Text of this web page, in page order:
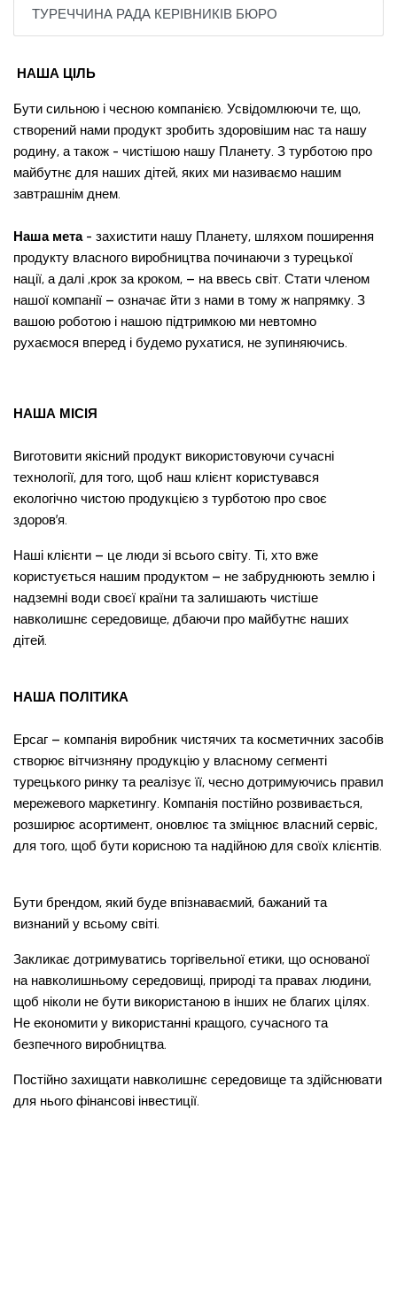
ТУРЕЧЧИНА РАДА КЕРІВНИКІВ БЮРО
НАША ЦІЛЬ
Бути сильною і чесною компанією. Усвідомлюючи те, що,
створений нами продукт зробить здоровішим нас та нашу
родину, а також - чистішою нашу Планету. З турботою про
майбутнє для наших дітей, яких ми називаємо нашим
завтрашнім днем.
Наша мета - захистити нашу Планету, шляхом поширення
продукту власного виробництва починаючи з турецької
нації, а далі ,крок за кроком, – на ввесь світ. Стати членом
нашої компанії – означає йти з нами в тому ж напрямку. З
вашою роботою і нашою підтримкою ми невтомно
рухаємося вперед і будемо рухатися, не зупиняючись.
НАША МІСІЯ
Виготовити якісний продукт використовуючи сучасні
технології, для того, щоб наш клієнт користувався
екологічно чистою продукцією з турботою про своє
здоров’я.
Наші клієнти – це люди зі всього світу. Ті, хто вже
користується нашим продуктом – не забруднюють землю і
надземні води своєї країни та залишають чистіше
навколишнє середовище, дбаючи про майбутнє наших
дітей.
НАША ПОЛІТИКА
Ерсаг – компанія виробник чистячих та косметичних засобів
створює вітчизняну продукцію у власному сегменті
турецького ринку та реалізує її, чесно дотримуючись правил
мережевого маркетингу. Компанія постійно розвивається,
розширює асортимент, оновлює та зміцнює власний сервіс,
для того, щоб бути корисною та надійною для своїх клієнтів.
Бути брендом, який буде впізнаваємий, бажаний та
визнаний у всьому світі.
Закликає дотримуватись торгівельної етики, що основаної
на навколишньому середовищі, природі та правах людини,
щоб ніколи не бути використаною в інших не благих цілях.
Не економити у використанні кращого, сучасного та
безпечного виробництва.
Постійно захищати навколишнє середовище та здійснювати
для нього фінансові інвестиції.